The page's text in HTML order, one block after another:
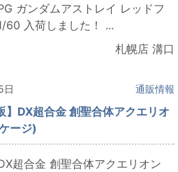
ガンダムアストレイ レッドフ
60 入荷しました！ ...
札幌店 溝口
日 通販情報
】DX超合金 創聖合体アクエリオ
ージ)
超合金 創聖合体アクエリオン